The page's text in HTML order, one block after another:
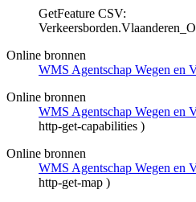
GetFeature CSV:
Online bronnen
WMS Agentschap Wegen en
Online bronnen
WMS Agentschap Wegen en
http-get-capabilities )
Online bronnen
WMS Agentschap Wegen en
http-get-map )